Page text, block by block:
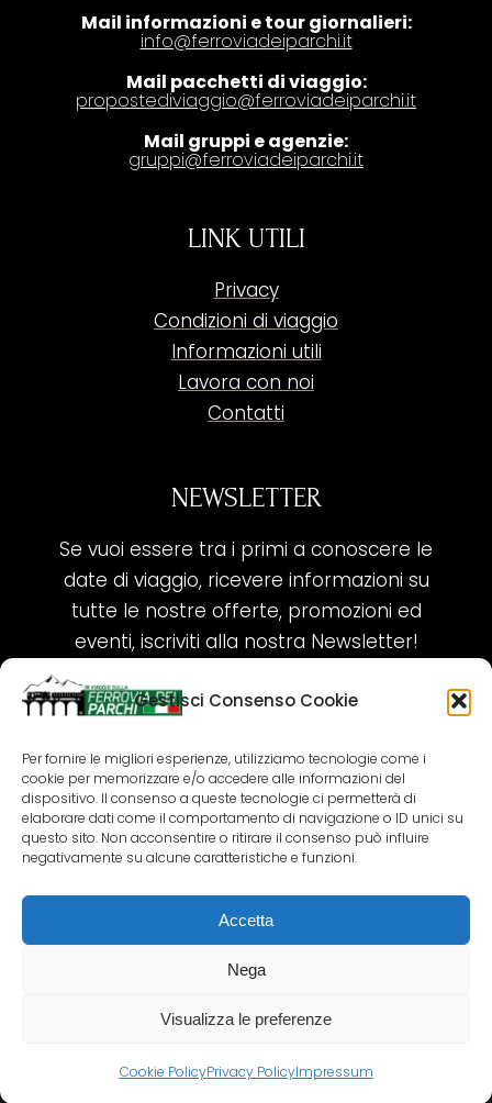
Gestisci Consenso Cookie
Per fornire le migliori esperienze, utilizziamo tecnologie come i
cookie per memorizzare e/o accedere alle informazioni del
dispositivo. Il consenso a queste tecnologie ci permetterà di
elaborare dati come il comportamento di navigazione o ID unici su
questo sito. Non acconsentire o ritirare il consenso può influire
negativamente su alcune caratteristiche e funzioni.
Accetta
Nega
Visualizza le preferenze
Cookie PolicyPrivacy PolicyImpressum
Mail informazioni e tour giornalieri:
info@ferroviadeiparchi.it
Mail pacchetti di viaggio:
propostediviaggio@ferroviadeiparchi.it
Mail gruppi e agenzie:
gruppi@ferroviadeiparchi.it
LINK UTILI
Privacy
Condizioni di viaggio
Informazioni utili
Lavora con noi
Contatti
NEWSLETTER
Se vuoi essere tra i primi a conoscere le
date di viaggio, ricevere informazioni su
tutte le nostre offerte, promozioni ed
eventi, iscriviti alla nostra Newsletter!
ISCRIVITI ORA!
SEGUICI SUI NOSTRI SOCIAL
COPYRIGHT 2018-2025 PALLENIUM TOURISM
SRL
AGENZIA VIAGGI E TOUR OPERATOR – P.IVA: